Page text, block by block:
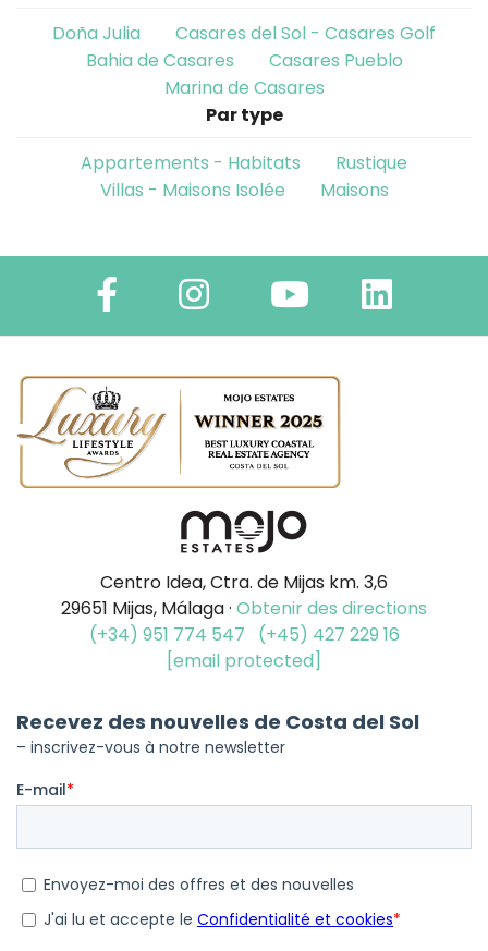
Doña Julia
Casares del Sol - Casares Golf
Bahia de Casares
Casares Pueblo
Marina de Casares
Par type
Appartements - Habitats
Rustique
Villas - Maisons Isolée
Maisons
Centro Idea, Ctra. de Mijas km. 3,6
29651 Mijas, Málaga · Obtenir des directions
(+34) 951 774 547
(+45) 427 229 16
[email protected]